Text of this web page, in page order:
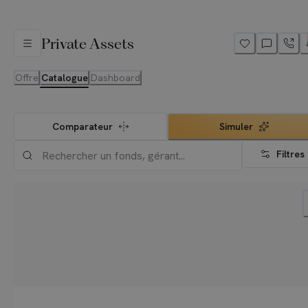
Private Assets
Offre Catalogue Dashboard
Filtres
Comparateur Simuler